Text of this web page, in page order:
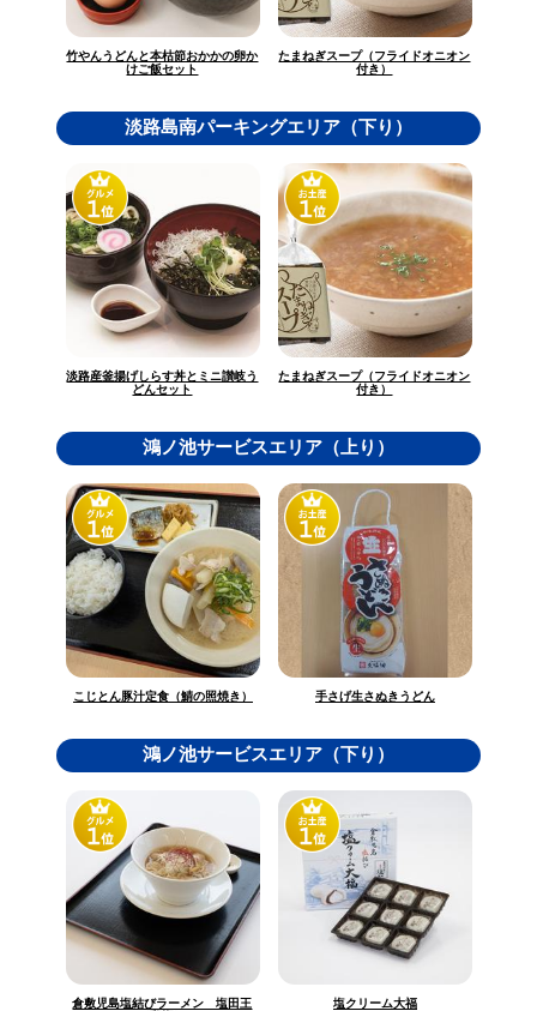
竹やんうどんと本枯節おかかの卵か
けご飯セット
たまねぎスープ（フライドオニオン
付き）
淡路島南パーキングエリア（下り）
淡路産釜揚げしらす丼とミニ讃岐う
どんセット
たまねぎスープ（フライドオニオン
付き）
鴻ノ池サービスエリア（上り）
こじとん豚汁定食（鯖の照焼き） 手さげ生さぬきうどん
鴻ノ池サービスエリア（下り）
倉敷児島塩結びラーメン 塩田王 塩クリーム大福